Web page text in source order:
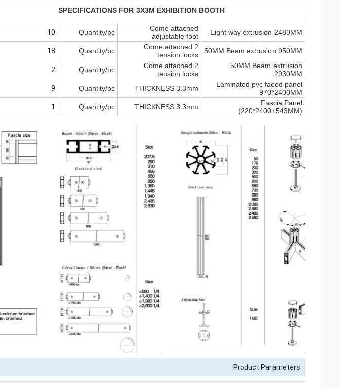
SPECIFICATIONS FOR 3X3M EXHIBITION BOOTH
Eight way extrusion 2480MM
Come attached
adjustable foot
Quantity/pc
10
50MM Beam extrusion 950MM
Come attached 2
tension locks
Quantity/pc
18
50MM Beam extrusion
2930MM
Come attached 2
tension locks
Quantity/pc
2
Laminated pvc faced panel
970*2400MM
THICKNESS 3.3mm
Quantity/pc
9
Fascia Panel
(220*2400+543MM)
THICKNESS 3.3mm
Quantity/pc
1
Product Parameters